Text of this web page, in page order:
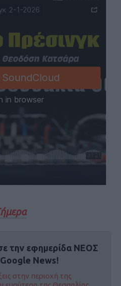
την εφημερίδα ΝΕΟΣ
News!
στην περιοχή της